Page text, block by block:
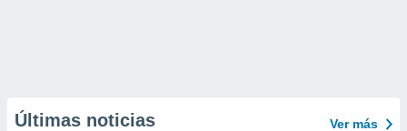
Últimas noticias Ver más